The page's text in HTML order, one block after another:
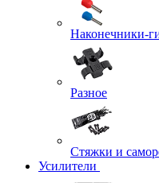
Наконечники-
Разное
Стяжки и
Усилители